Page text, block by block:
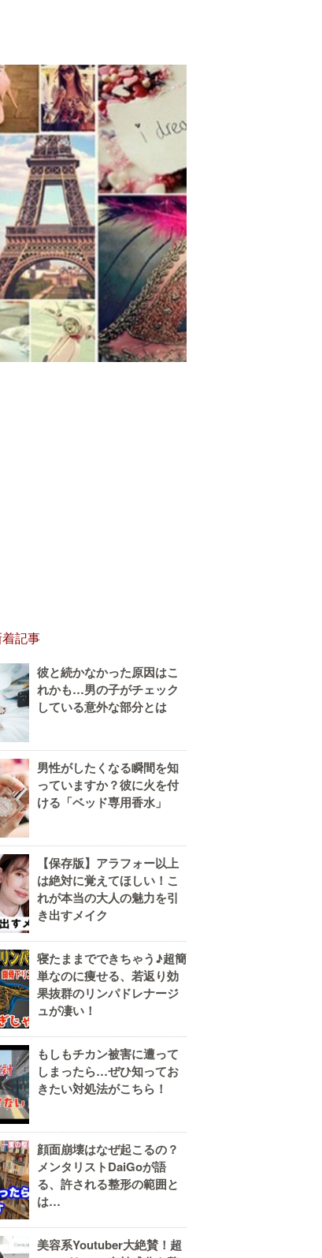
記事
彼と続かなかった原因はこ
れかも…男の子がチェック
している意外な部分とは
男性がしたくなる瞬間を知
っていますか？彼に火を付
ける「ベッド専用香水」
【保存版】アラフォー以上
は絶対に覚えてほしい！こ
れが本当の大人の魅力を引
き出すメイク
寝たままでできちゃう♪超簡
単なのに痩せる、若返り効
果抜群のリンパドレナージ
ュが凄い！
もしもチカン被害に遭って
しまったら…ぜひ知ってお
きたい対処法がこちら！
顔面崩壊はなぜ起こるの？
メンタリストDaiGoが語
る、許される整形の範囲と
は…
美容系Youtuber大絶賛！超